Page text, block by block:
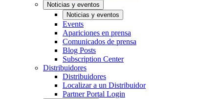
Noticias y eventos
Noticias y eventos
Events
Apariciones en prensa
Comunicados de prensa
Blog Posts
Subscription Center
Distribuidores
Distribuidores
Localizar a un Distribuidor
Partner Portal Login